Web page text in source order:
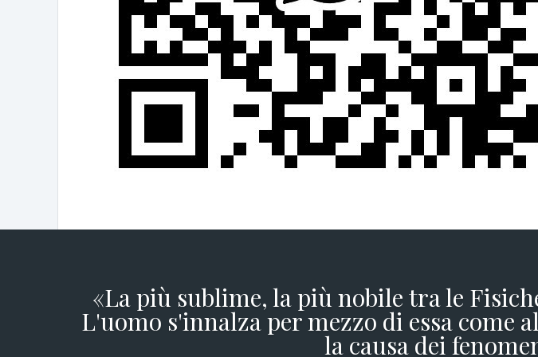
«La più sublime, la più nobile tra le
L'uomo s'innalza per mezzo di essa come
la causa dei